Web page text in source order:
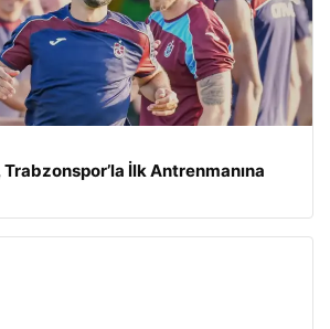
İlk Antrenmanına